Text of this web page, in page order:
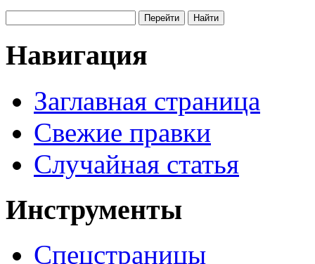
Навигация
Заглавная страница
Свежие правки
Случайная статья
Инструменты
Спецстраницы